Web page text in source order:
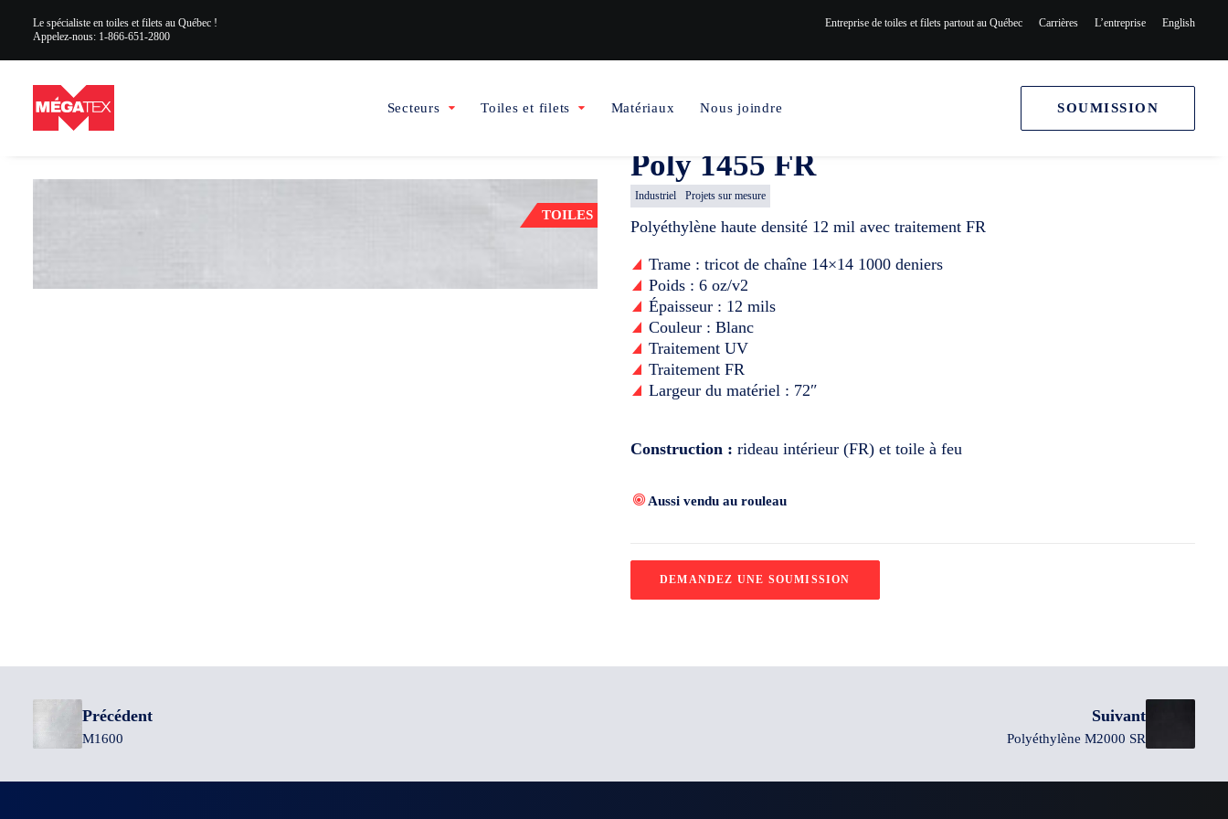
Le spécialiste en toiles et filets au Québec !
Appelez-nous: 1-866-651-2800
Entreprise de toiles et filets partout au Québec Carrières L’entreprise English
Secteurs Toiles et filets Matériaux Nous joindre SOUMISSION
Retour aux matériaux
TOILES
Poly 1455 FR
Industriel Projets sur mesure
Polyéthylène haute densité 12 mil avec traitement FR
Trame : tricot de chaîne 14×14 1000 deniers
Poids : 6 oz/v2
Épaisseur : 12 mils
Couleur : Blanc
Traitement UV
Traitement FR
Largeur du matériel : 72″
Construction : rideau intérieur (FR) et toile à feu
Aussi vendu au rouleau
DEMANDEZ UNE SOUMISSION
Suivant
Polyéthylène M2000 SR
Précédent
M1600